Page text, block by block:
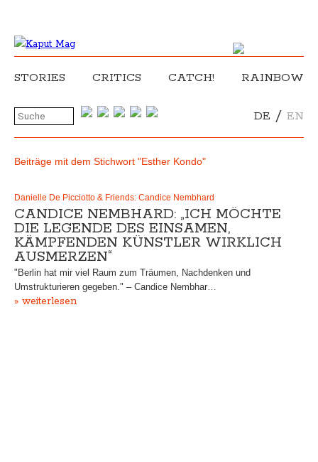
STORIES CRITICS CATCH! RAINBOW
DE / EN
Beiträge mit dem Stichwort "Esther Kondo"
Danielle De Picciotto & Friends: Candice Nembhard
CANDICE NEMBHARD: „ICH MÖCHTE
DIE LEGENDE DES EINSAMEN,
KÄMPFENDEN KÜNSTLER WIRKLICH
AUSMERZEN“
"Berlin hat mir viel Raum zum Träumen, Nachdenken und
Umstrukturieren gegeben." – Candice Nembhar…
» weiterlesen